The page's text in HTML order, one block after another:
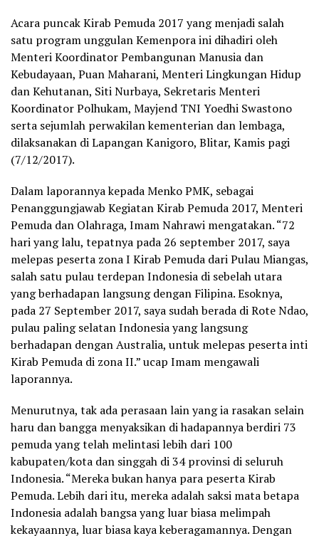
Acara puncak Kirab Pemuda 2017 yang menjadi salah
satu program unggulan Kemenpora ini dihadiri oleh
Menteri Koordinator Pembangunan Manusia dan
Kebudayaan, Puan Maharani, Menteri Lingkungan Hidup
dan Kehutanan, Siti Nurbaya, Sekretaris Menteri
Koordinator Polhukam, Mayjend TNI Yoedhi Swastono
serta sejumlah perwakilan kementerian dan lembaga,
dilaksanakan di Lapangan Kanigoro, Blitar, Kamis pagi
(7/12/2017).
Dalam laporannya kepada Menko PMK, sebagai
Penanggungjawab Kegiatan Kirab Pemuda 2017, Menteri
Pemuda dan Olahraga, Imam Nahrawi mengatakan. “72
hari yang lalu, tepatnya pada 26 september 2017, saya
melepas peserta zona I Kirab Pemuda dari Pulau Miangas,
salah satu pulau terdepan Indonesia di sebelah utara
yang berhadapan langsung dengan Filipina. Esoknya,
pada 27 September 2017, saya sudah berada di Rote Ndao,
pulau paling selatan Indonesia yang langsung
berhadapan dengan Australia, untuk melepas peserta inti
Kirab Pemuda di zona II.” ucap Imam mengawali
laporannya.
Menurutnya, tak ada perasaan lain yang ia rasakan selain
haru dan bangga menyaksikan di hadapannya berdiri 73
pemuda yang telah melintasi lebih dari 100
kabupaten/kota dan singgah di 34 provinsi di seluruh
Indonesia. “Mereka bukan hanya para peserta Kirab
Pemuda. Lebih dari itu, mereka adalah saksi mata betapa
Indonesia adalah bangsa yang luar biasa melimpah
kekayaannya, luar biasa kaya keberagamannya. Dengan